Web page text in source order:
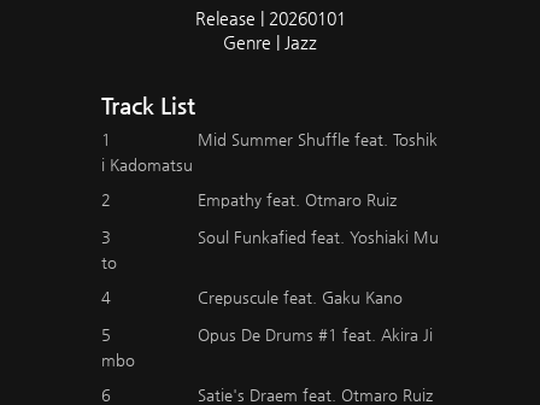
Release | 20260101
Genre | Jazz
Track List
1
Mid Summer Shuffle feat. Toshik
i Kadomatsu
2
Empathy feat. Otmaro Ruiz
3
Soul Funkafied feat. Yoshiaki Mu
to
4
Crepuscule feat. Gaku Kano
5
Opus De Drums #1 feat. Akira Ji
mbo
6
Satie's Draem feat. Otmaro Ruiz